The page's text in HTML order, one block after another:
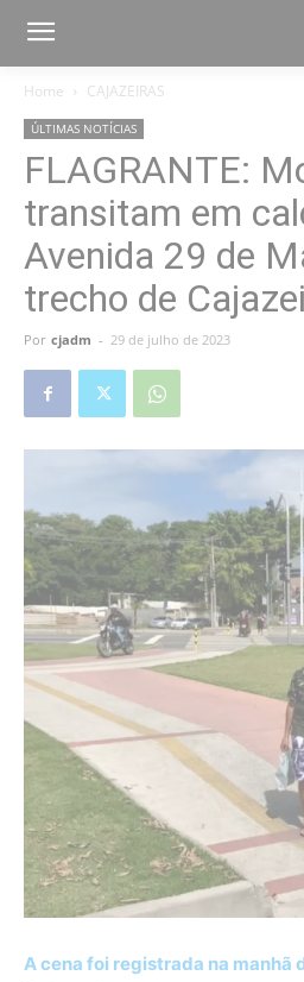
Home CAJAZEIRAS
ÚLTIMAS NOTÍCIAS
FLAGRANTE:
transitam em
Avenida 29 de
trecho de
Por cjadm - 29 de julho de 2023
A cena foi registrada na manhã